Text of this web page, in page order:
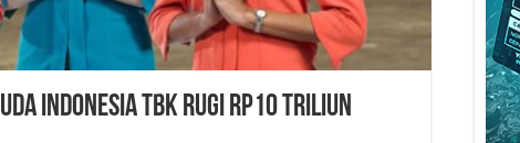
Indonesia Tbk Rugi Rp10 Triliun